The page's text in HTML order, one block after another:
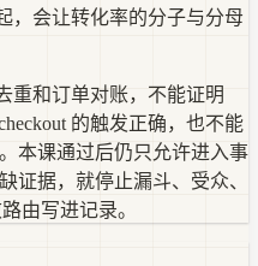
，会让转化率的分子与分母
重和订单对账，不能证明
的触发正确，也不能
本课通过后仍只允许进入事
证据，就停止漏斗、受众、
由写进记录。